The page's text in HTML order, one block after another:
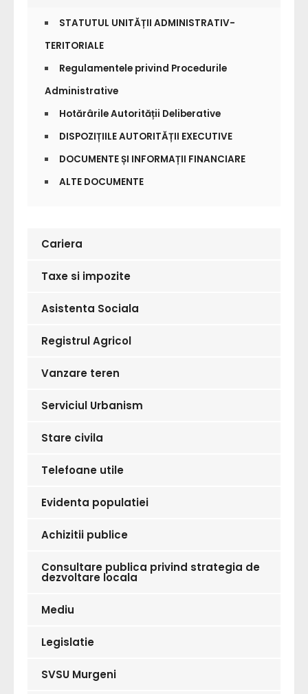
STATUTUL UNITĂȚII ADMINISTRATIV-
TERITORIALE
Regulamentele privind Procedurile
Administrative
Hotărârile Autorității Deliberative
DISPOZIȚIILE AUTORITĂȚII EXECUTIVE
DOCUMENTE ȘI INFORMAȚII FINANCIARE
ALTE DOCUMENTE
Cariera
Taxe si impozite
Asistenta Sociala
Registrul Agricol
Vanzare teren
Serviciul Urbanism
Stare civila
Telefoane utile
Evidenta populatiei
Achizitii publice
Consultare publica privind strategia de
dezvoltare locala
Mediu
Legislatie
SVSU Murgeni